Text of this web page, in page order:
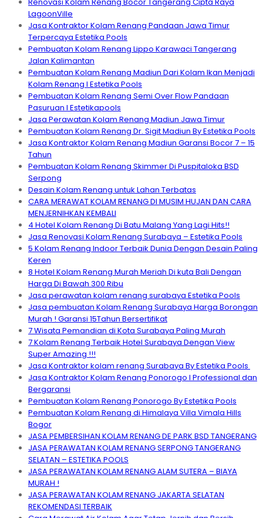
LagoonVille
Jasa Kontraktor Kolam Renang Pandaan Jawa Timur
Terpercaya Estetika Pools
Pembuatan Kolam Renang Lippo Karawaci Tangerang
Jalan Kalimantan
Pembuatan Kolam Renang Madiun Dari Kolam Ikan Menjadi
Kolam Renang I Estetika Pools
Pembuatan Kolam Renang Semi Over Flow Pandaan
Pasuruan I Estetikapools
Jasa Perawatan Kolam Renang Madiun Jawa Timur
Pembuatan Kolam Renang Dr. Sigit Madiun By Estetika Pools
Jasa Kontraktor Kolam Renang Madiun Garansi Bocor 7 – 15
Tahun
Pembuatan Kolam Renang Skimmer Di Puspitaloka BSD
Serpong
Desain Kolam Renang untuk Lahan Terbatas
CARA MERAWAT KOLAM RENANG DI MUSIM HUJAN DAN CARA
MENJERNIHKAN KEMBALI
4 Hotel Kolam Renang Di Batu Malang Yang Lagi Hits!!
Jasa Renovasi Kolam Renang Surabaya – Estetika Pools
5 Kolam Renang Indoor Terbaik Dunia Dengan Desain Paling
Keren
8 Hotel Kolam Renang Murah Meriah Di kuta Bali Dengan
Harga Di Bawah 300 Ribu
Jasa perawatan kolam renang surabaya Estetika Pools
Jasa pembuatan Kolam Renang Surabaya Harga Borongan
Murah ! Garansi 15Tahun Bersertifikat
7 Wisata Pemandian di Kota Surabaya Paling Murah
7 Kolam Renang Terbaik Hotel Surabaya Dengan View
Super Amazing !!!
Jasa Kontraktor kolam renang Surabaya By Estetika Pools
Jasa Kontraktor Kolam Renang Ponorogo I Professional dan
Bergaransi
Pembuatan Kolam Renang Ponorogo By Estetika Pools
Pembuatan Kolam Renang di Himalaya Villa Vimala Hills
Bogor
JASA PEMBERSIHAN KOLAM RENANG DE PARK BSD TANGERANG
JASA PERAWATAN KOLAM RENANG SERPONG TANGERANG
SELATAN – ESTETIKA POOLS
JASA PERAWATAN KOLAM RENANG ALAM SUTERA – BIAYA
MURAH !
JASA PERAWATAN KOLAM RENANG JAKARTA SELATAN
REKOMENDASI TERBAIK